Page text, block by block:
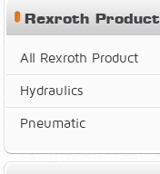
Rexroth Product
All Rexroth Product
Hydraulics
Pneumatic